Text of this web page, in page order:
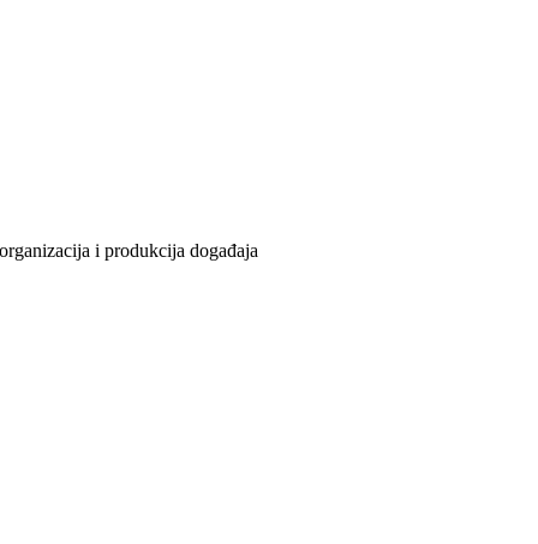
organizacija i produkcija događaja